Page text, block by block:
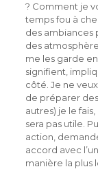
? Comment je
temps fou à
des ambiances
des
me les garde
signifient,
côté. Je ne
de préparer
autres) je le
sera pas utile.
action,
accord avec
manière la plus